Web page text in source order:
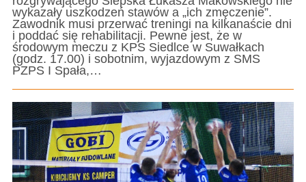
wykazały uszkodzeń stawów a „ich zmęczenie”.
Zawodnik musi przerwać treningi na kilkanaście dni
i poddać się rehabilitacji. Pewne jest, że w
środowym meczu z KPS Siedlce w Suwałkach
(godz. 17.00) i sobotnim, wyjazdowym z SMS
PZPS I Spała,…